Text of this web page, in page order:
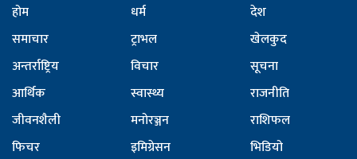
होम
समाचार
अन्तर्राष्ट्रिय
आर्थिक
जीवनशैली
फिचर
धर्म
ट्राभल
विचार
स्वास्थ्य
मनोरञ्जन
इमिग्रेसन
देश
खेलकुद
सूचना
राजनीति
राशिफल
भिडियो